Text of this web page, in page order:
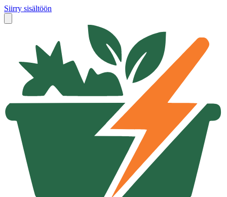
Siirry sisältöön